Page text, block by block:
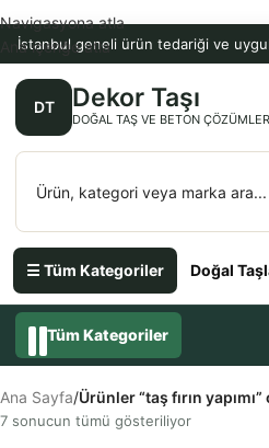
İstanbul geneli ürün tedariği ve
DT Dekor Taşı
DOĞAL TAŞ VE BETON
☰ Tüm Kategoriler Doğal
Navigasyona atla
Ana içeriğe atla
Tüm Kategoriler
Ana Sayfa/Ürünler “taş fırın
7 sonucun tümü gösteriliyor